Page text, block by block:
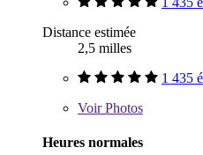
Distance estimée
2,5 milles
1 435
VoirPhotos
Heures normales